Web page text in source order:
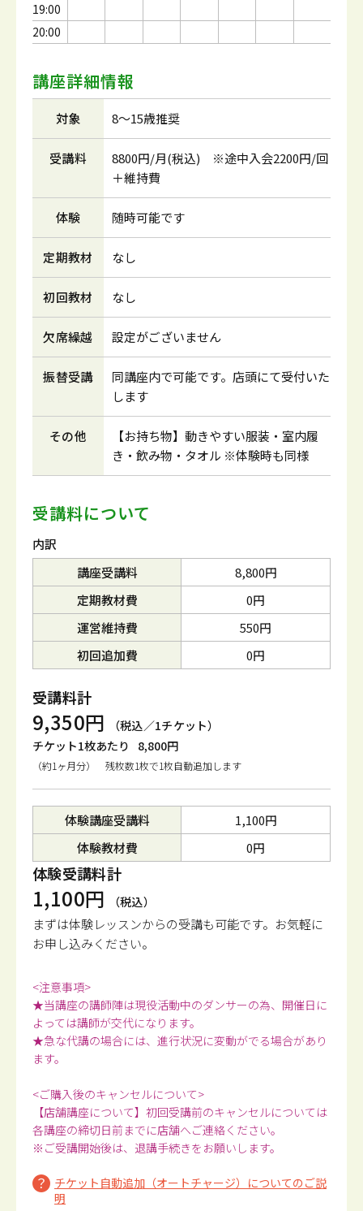
19:00
20:00
講座詳細情報
対象 8～15歳推奨
受講料
8800円/月(税込) ※途中入会2200円/回
＋維持費
体験 随時可能です
定期教材 なし
初回教材 なし
欠席繰越 設定がございません
振替受講
同講座内で可能です。店頭にて受付いた
します
その他
【お持ち物】動きやすい服装・室内履
き・飲み物・タオル ※体験時も同様
受講料について
内訳
講座受講料
8,800円
定期教材費
0円
運営維持費
550円
初回追加費
0円
受講料計
9,350円
（税込／1チケット）
チケット1枚あたり
8,800円
（約1ヶ月分） 残枚数1枚で1枚自動追加します
体験講座受講料
1,100円
体験教材費
0円
体験受講料計
1,100円 （税込）
まずは体験レッスンからの受講も可能です。 お気軽に
お申し込みください。
<注意事項>
★当講座の講師陣は現役活動中のダンサーの為、開催日に
よっては講師が交代になります。
★急な代講の場合には、進行状況に変動がでる場合があり
ます。
<ご購入後のキャンセルについて>
【店舗講座について】初回受講前のキャンセルについては
各講座の締切日前までに店舗へご連絡ください。
※ご受講開始後は、退講手続きをお願いします。
チケット自動追加（オートチャージ）についてのご説
明